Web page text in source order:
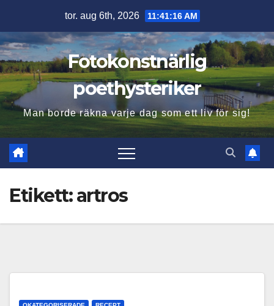
innehåll
tor. aug 6th, 2026 11:41:17 AM
Fotokonstnärlig
poethysteriker
Man borde räkna varje dag som ett liv för sig!
Etikett:artros